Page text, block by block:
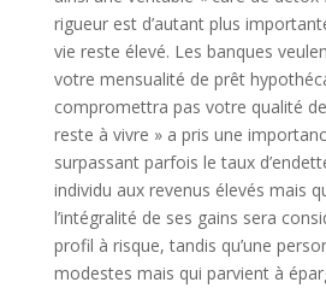
rigueur est d’autant plus
vie reste élevé. Les banques
votre mensualité de prêt
compromettra pas votre qualité
reste à vivre » a pris une
surpassant parfois le taux
individu aux revenus élevés mais
l’intégralité de ses gains sera
profil à risque, tandis qu’une
modestes mais qui parvient à